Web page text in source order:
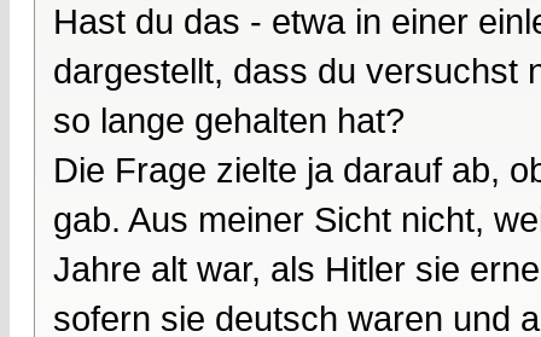
Hast du das - etwa in einer
dargestellt, dass du versuchst
so lange gehalten hat?
Die Frage zielte ja darauf ab,
gab. Aus meiner Sicht nicht,
Jahre alt war, als Hitler sie
sofern sie deutsch waren und